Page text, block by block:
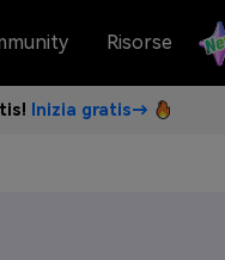
Risorse
Inizia gratis→